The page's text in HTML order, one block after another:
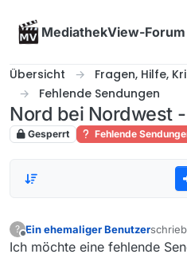
MediathekView-Forum
Übersicht
Fragen, Hilfe,
Fehlende Sendungen
Nord bei Nordwest
Gesperrt Fehlende
?
Offline
Ein ehemaliger Benutzer
zuletzt
Ich möchte eine fehlende